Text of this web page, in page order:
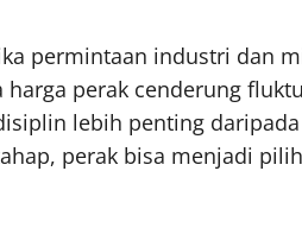
permintaan industri dan
perak cenderung
lebih penting
perak bisa menjadi